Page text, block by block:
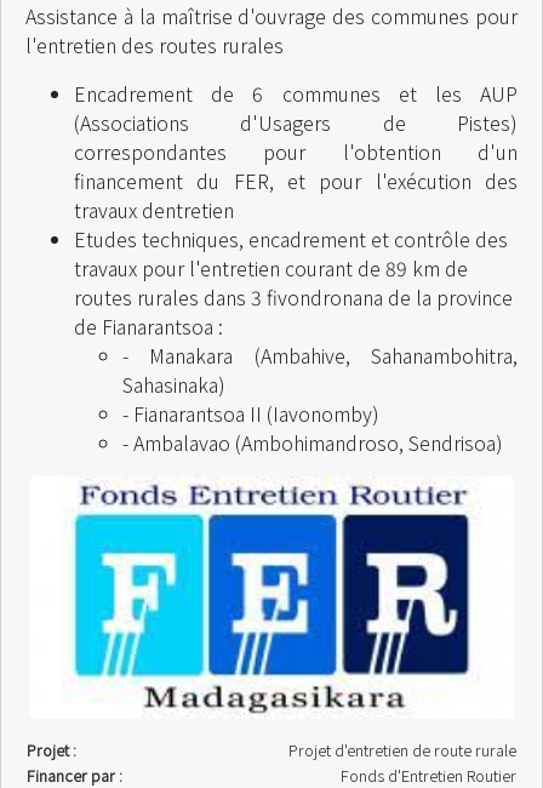
Assistance à la maîtrise d'ouvrage des communes pour
l'entretien des routes rurales
Encadrement de 6 communes et les AUP
(Associations d'Usagers de Pistes)
correspondantes pour l'obtention d'un
financement du FER, et pour l'exécution des
travaux dentretien
Etudes techniques, encadrement et contrôle des
travaux pour l'entretien courant de 89 km de
routes rurales dans 3 fivondronana de la province
de Fianarantsoa :
- Manakara (Ambahive, Sahanambohitra,
Sahasinaka)
- Fianarantsoa II (Iavonomby)
- Ambalavao (Ambohimandroso, Sendrisoa)
Projet :
Projet d'entretien de route rurale
Financer par :
Fonds d'Entretien Routier